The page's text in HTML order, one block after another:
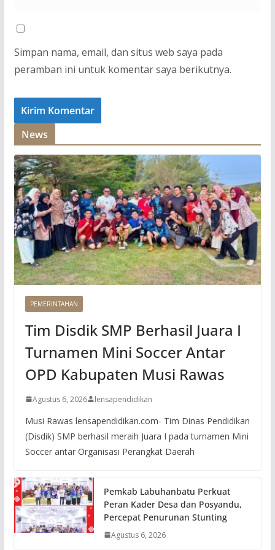
Simpan nama, email, dan situs web saya pada
peramban ini untuk komentar saya berikutnya.
News
PEMERINTAHAN
Tim Disdik SMP Berhasil Juara I
Turnamen Mini Soccer Antar
OPD Kabupaten Musi Rawas
Agustus 6, 2026 lensapendidikan
Musi Rawas lensapendidikan.com- Tim Dinas Pendidikan
(Disdik) SMP berhasil meraih Juara I pada turnamen Mini
Soccer antar Organisasi Perangkat Daerah
Pemkab Labuhanbatu Perkuat
Peran Kader Desa dan Posyandu,
Percepat Penurunan Stunting
Agustus 6, 2026